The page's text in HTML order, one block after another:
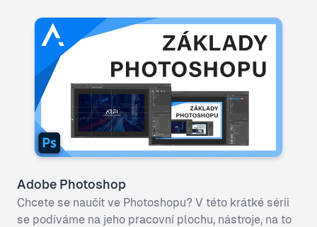
Adobe Photoshop
Chcete se naučit ve Photoshopu? V této krátké sérii
se podíváme na jeho pracovní plochu, nástroje, na to